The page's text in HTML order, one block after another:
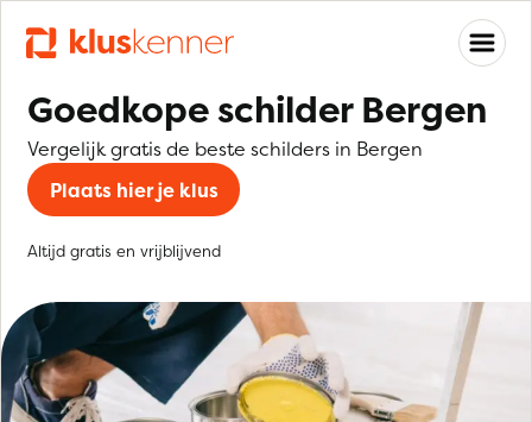
Goedkope schilder Bergen
Vergelijk gratis de beste schilders in Bergen
Plaats hier je klus
Altijd gratis en vrijblijvend